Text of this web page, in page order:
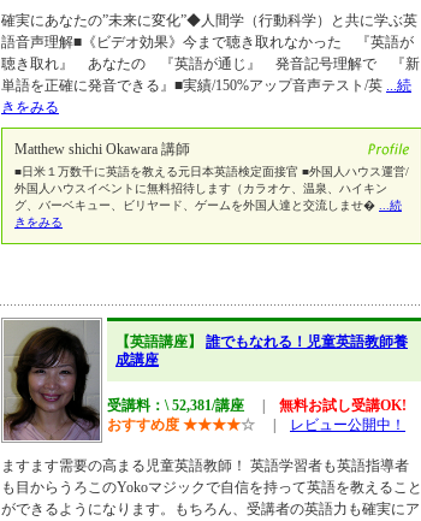
確実にあなたの”未来に変化”◆人間学（行動科学）と共に学ぶ英
語音声理解■《ビデオ効果》今まで聴き取れなかった 『英語が
聴き取れ』 あなたの 『英語が通じ』 発音記号理解で 『新
単語を正確に発音できる』■実績/150%アップ音声テスト/英 ...続
きをみる
Matthew shichi Okawara 講師
■日米１万数千に英語を教える元日本英語検定面接官 ■外国人ハウス運営/
外国人ハウスイベントに無料招待します（カラオケ、温泉、ハイキン
グ、バーベキュー、ビリヤード、ゲームを外国人達と交流しませ�
...続
きをみる
【英語講座】 誰でもなれる！児童英語教師養
成講座
受講料：\ 52,381/講座
無料お試し受講OK!
おすすめ度 ★★★★☆ レビュー公開中！
ますます需要の高まる児童英語教師！ 英語学習者も英語指導者
も目からうろこのYokoマジックで自信を持って英語を教えること
ができるようになります。もちろん、受講者の英語力も確実にア